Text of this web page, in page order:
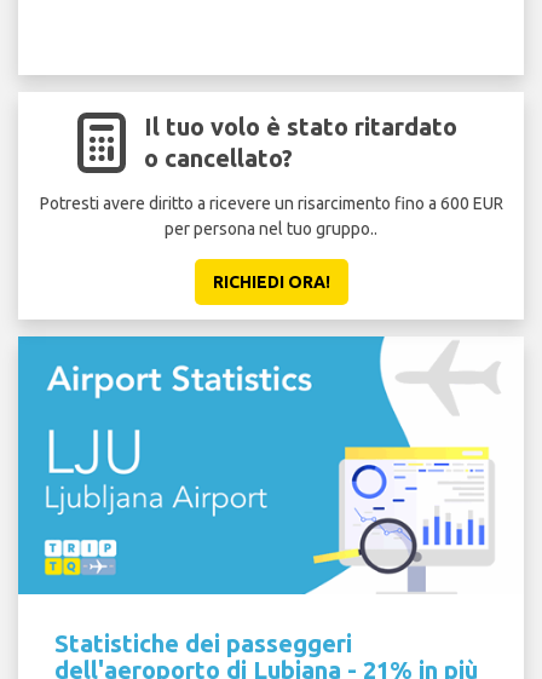
Il tuo volo è stato ritardato
o cancellato?
Potresti avere diritto a ricevere un risarcimento fino a 600 EUR
per persona nel tuo gruppo..
RICHIEDI ORA!
Statistiche dei passeggeri
dell'aeroporto di Lubiana - 21% in più